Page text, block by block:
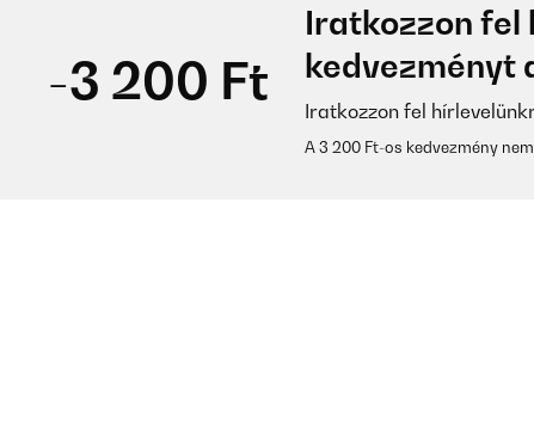
-3 200 Ft
Iratkozzon fel
kedvezményt
Iratkozzon fel
A 3 200 Ft-os kedvezmény